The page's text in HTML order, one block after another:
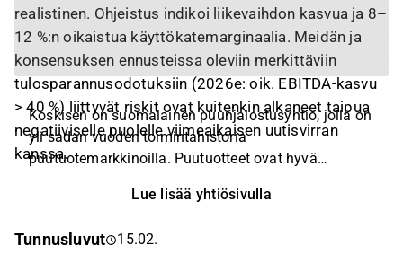
realistinen. Ohjeistus indikoi liikevaihdon kasvua ja 8–
12 %:n oikaistua käyttökatemarginaalia. Meidän ja
konsensuksen ennusteissa oleviin merkittäviin
tulosparannusodotuksiin (2026e: oik. EBITDA-kasvu
> 40 %) liittyvät riskit ovat kuitenkin alkaneet taipua
negatiiviselle puolelle viimeaikaisen uutisvirran
kanssa.
Koskisen on suomalainen puunjalostusyhtiö, jolla on
yli sadan vuoden toimintahistoria
puutuotemarkkinoilla. Puutuotteet ovat hyvä
käyttötarkoituksissa niiden positiivisen hiilinielun (eli
tuotannon aikana vapautuu), kestävyyden ja
Lue lisää yhtiösivulla
Tunnusluvut 15.02.